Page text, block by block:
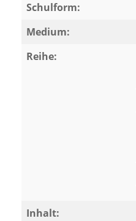
Schulform:
Medium:
Reihe:
Inhalt: